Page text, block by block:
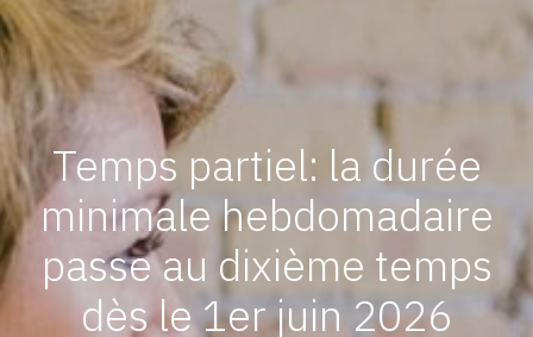
Temps partiel: la durée
minimale hebdomadaire
passe au dixième temps
dès le 1er juin 2026